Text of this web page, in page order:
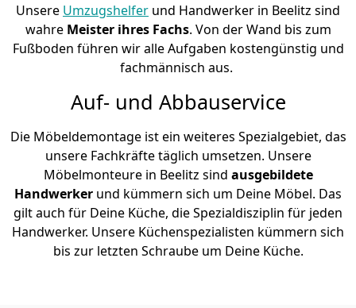
Unsere Umzugshelfer und Handwerker in Beelitz sind
wahre Meister ihres Fachs. Von der Wand bis zum
Fußboden führen wir alle Aufgaben kostengünstig und
fachmännisch aus.
Auf- und Abbauservice
Die Möbeldemontage ist ein weiteres Spezialgebiet, das
unsere Fachkräfte täglich umsetzen. Unsere
Möbelmonteure in Beelitz sind ausgebildete
Handwerker und kümmern sich um Deine Möbel. Das
gilt auch für Deine Küche, die Spezialdisziplin für jeden
Handwerker. Unsere Küchenspezialisten kümmern sich
bis zur letzten Schraube um Deine Küche.